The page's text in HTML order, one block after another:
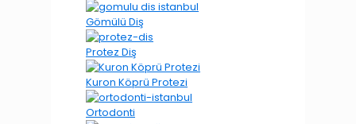
Gömülü Diş
Protez Diş
Kuron Köprü Protezi
Ortodonti